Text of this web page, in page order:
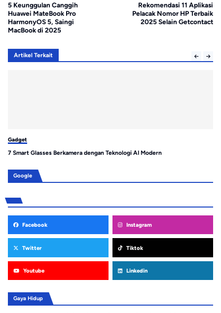
5 Keunggulan Canggih
Huawei MateBook Pro
HarmonyOS 5, Saingi
MacBook di 2025
Rekomendasi 11 Aplikasi
Pelacak Nomor HP Terbaik
2025 Selain Getcontact
Artikel Terkait
Gadget
7 Smart Glasses Berkamera dengan Teknologi AI Modern
Google
Facebook Instagram
Twitter Tiktok
Youtube Linkedin
Gaya Hidup